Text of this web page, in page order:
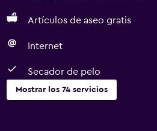
Artículos de aseo gratis
Internet
Secador de pelo
Mostrar los 74 servicios